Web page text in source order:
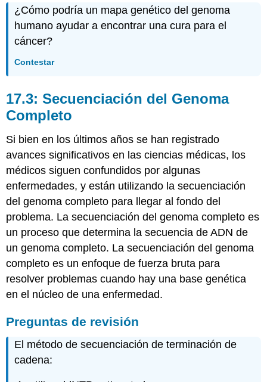
¿Cómo podría un mapa genético del genoma
humano ayudar a encontrar una cura para el
cáncer?
Contestar
17.3: Secuenciación del Genoma
Completo
Si bien en los últimos años se han registrado
avances significativos en las ciencias médicas, los
médicos siguen confundidos por algunas
enfermedades, y están utilizando la secuenciación
del genoma completo para llegar al fondo del
problema. La secuenciación del genoma completo es
un proceso que determina la secuencia de ADN de
un genoma completo. La secuenciación del genoma
completo es un enfoque de fuerza bruta para
resolver problemas cuando hay una base genética
en el núcleo de una enfermedad.
Preguntas de revisión
El método de secuenciación de terminación de
cadena: